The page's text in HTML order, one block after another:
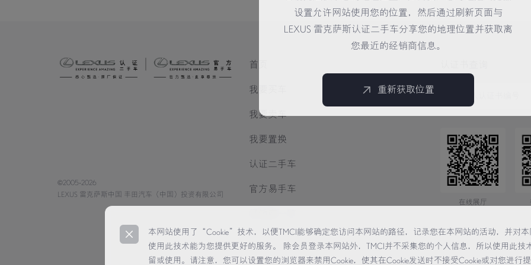
本网站使用了“Cookie”技术，以便TMCI能够确定您访问本网站的路径，记录您在本网站的活动，并对
使用此技术能为您提供更好的服务。 除会员登录本网站外，TMCI并不采集您的个人信息，所以使用此技
留或使用。请注意，您可以设置您的浏览器来禁用Cookie，使其在Cookie发送时不接受Cookie或对您进行
设置允许网站使用您的位置，然后通过刷新页面与
LEXUS 雷克萨斯认证二手车分享您的地理位置并获取离
您最近的经销商信息。
重新获取位置
©2005-2026
LEXUS 雷克萨斯中国 丰田汽车（中国）投资有限公司
首页
我要买车
我要卖车
我要置换
认证二手车
官方易手车
在线展厅